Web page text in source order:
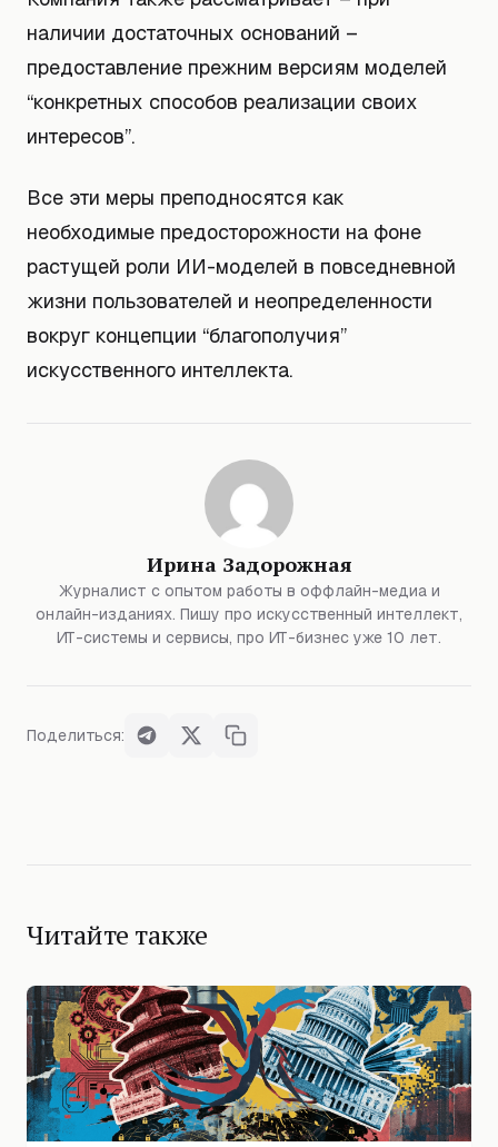
наличии достаточных оснований –
предоставление прежним версиям моделей
“конкретных способов реализации своих
интересов”.
Все эти меры преподносятся как
необходимые предосторожности на фоне
растущей роли ИИ-моделей в повседневной
жизни пользователей и неопределенности
вокруг концепции “благополучия”
искусственного интеллекта.
Ирина Задорожная
Журналист с опытом работы в оффлайн-медиа и
онлайн-изданиях. Пишу про искусственный интеллект,
ИТ-системы и сервисы, про ИТ-бизнес уже 10 лет.
Поделиться:
Читайте также